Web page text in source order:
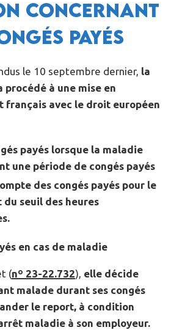
concernant
payés
le 10 septembre dernier, la
procédé à une mise en
français avec le droit européen
payés lorsque la maladie
une période de congés payés
des congés payés pour le
seuil des heures
en cas de maladie
(nº 23-22.732), elle décide
malade durant ses congés
le report, à condition
maladie à son employeur.